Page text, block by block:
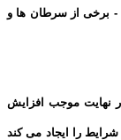
- برخی از سرطان ها و
در نهایت موجب افزایش
از 8 ساعت نیز این شرایط را ایجاد می کند